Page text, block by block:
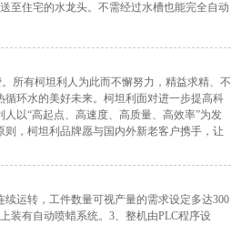
至住宅的水龙头。不需经过水槽也能完全自动
所有柯坦利人为此而不懈努力，精益求精、不
环水的美好未来。柯坦利面对进一步提高科
以“高起点、高速度、高质量、高效率”为发
，柯坦利品牌愿与国内外新老客户携手，让
运转，工件数量可视产量的需求设定多达300
装有自动喷蜡系统。3、整机由PLC程序设